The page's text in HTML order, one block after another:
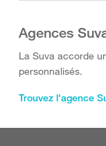
Agences
La Suva accorde
personnalisés.
Trouvez l'agence